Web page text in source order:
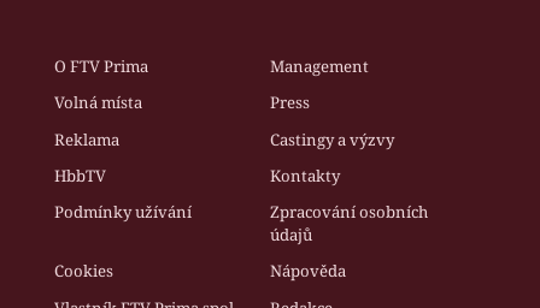
O FTV Prima
Management
Volná místa
Press
Reklama
Castingy a výzvy
HbbTV
Kontakty
Podmínky užívání
Zpracování osobních
údajů
Cookies
Nápověda